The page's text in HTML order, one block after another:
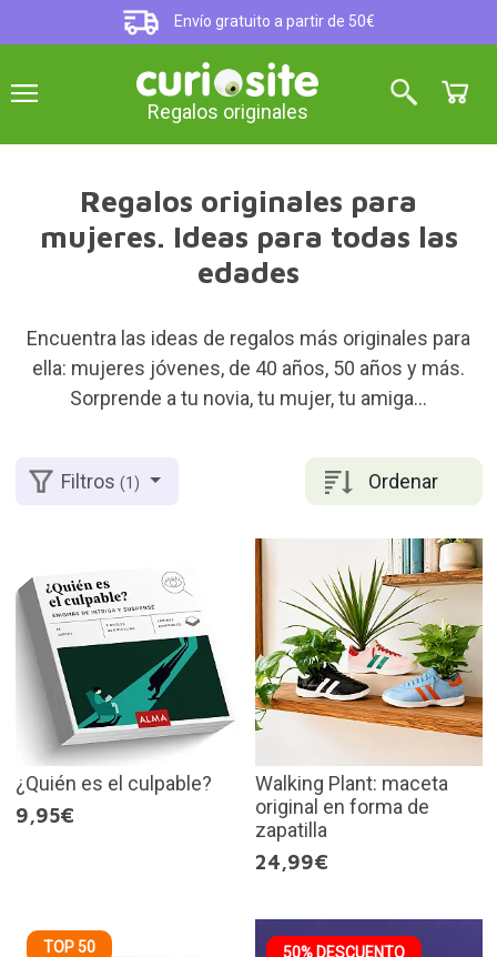
Envío gratuito a partir de 50€
Regalos originales
Regalos originales para
mujeres. Ideas para todas las
edades
Encuentra las ideas de regalos más originales para
ella: mujeres jóvenes, de 40 años, 50 años y más.
Sorprende a tu novia, tu mujer, tu amiga...
Ordenar
Filtros(1)
¿Quién es el culpable?
9,95€
Walking Plant: maceta
original en forma de
zapatilla
24,99€
TOP 50 50% DESCUENTO